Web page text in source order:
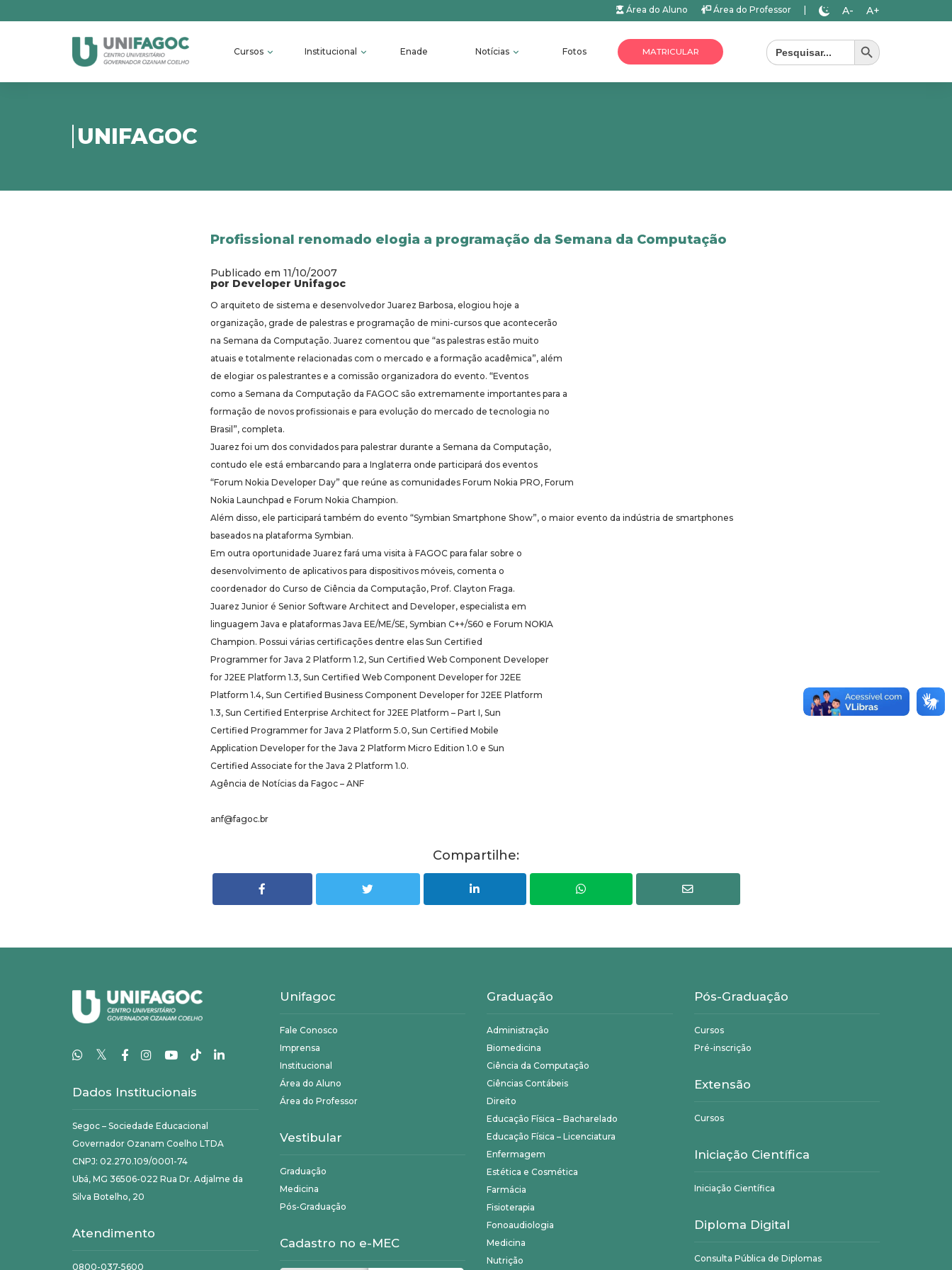
Área do Aluno Área do Professor A- A+
Cursos Institucional Enade Notícias Fotos MATRICULAR
Search
for:
Search Button
UNIFAGOC
Profissional renomado elogia a programação da Semana da Computação
Publicado em 11/10/2007
por Developer Unifagoc
O arquiteto de sistema e desenvolvedor Juarez Barbosa, elogiou hoje a
organização, grade de palestras e programação de mini-cursos que acontecerão
na Semana da Computação. Juarez comentou que “as palestras estão muito
atuais e totalmente relacionadas com o mercado e a formação acadêmica”, além
de elogiar os palestrantes e a comissão organizadora do evento. “Eventos
como a Semana da Computação da FAGOC são extremamente importantes para a
formação de novos profissionais e para evolução do mercado de tecnologia no
Brasil”, completa.
Juarez foi um dos convidados para palestrar durante a Semana da Computação,
contudo ele está embarcando para a Inglaterra onde participará dos eventos
“Forum Nokia Developer Day” que reúne as comunidades Forum Nokia PRO, Forum
Nokia Launchpad e Forum Nokia Champion.
Além disso, ele participará também do evento “Symbian Smartphone Show”, o maior evento da indústria de smartphones
baseados na plataforma Symbian.
Em outra oportunidade Juarez fará uma visita à FAGOC para falar sobre o
desenvolvimento de aplicativos para dispositivos móveis, comenta o
coordenador do Curso de Ciência da Computação, Prof. Clayton Fraga.
Juarez Junior é Senior Software Architect and Developer, especialista em
linguagem Java e plataformas Java EE/ME/SE, Symbian C++/S60 e Forum NOKIA
Champion. Possui várias certificações dentre elas Sun Certified
Programmer for Java 2 Platform 1.2, Sun Certified Web Component Developer
for J2EE Platform 1.3, Sun Certified Web Component Developer for J2EE
Platform 1.4, Sun Certified Business Component Developer for J2EE Platform
1.3, Sun Certified Enterprise Architect for J2EE Platform – Part I, Sun
Certified Programmer for Java 2 Platform 5.0, Sun Certified Mobile
Application Developer for the Java 2 Platform Micro Edition 1.0 e Sun
Certified Associate for the Java 2 Platform 1.0.
Agência de Notícias da Fagoc – ANF
anf@fagoc.br
Compartilhe:
𝕏
Dados Institucionais
Segoc – Sociedade Educacional
Governador Ozanam Coelho LTDA
CNPJ: 02.270.109/0001-74
Ubá, MG 36506-022 Rua Dr. Adjalme da
Silva Botelho, 20
Atendimento
0800-037-5600
Unifagoc
Fale Conosco
Imprensa
Institucional
Área do Aluno
Área do Professor
Vestibular
Graduação
Medicina
Pós-Graduação
Cadastro no e-MEC
Graduação
Administração
Biomedicina
Ciência da Computação
Ciências Contábeis
Direito
Educação Física – Bacharelado
Educação Física – Licenciatura
Enfermagem
Estética e Cosmética
Farmácia
Fisioterapia
Fonoaudiologia
Medicina
Nutrição
Pós-Graduação
Cursos
Pré-inscrição
Extensão
Cursos
Iniciação Científica
Iniciação Científica
Diploma Digital
Consulta Pública de Diplomas